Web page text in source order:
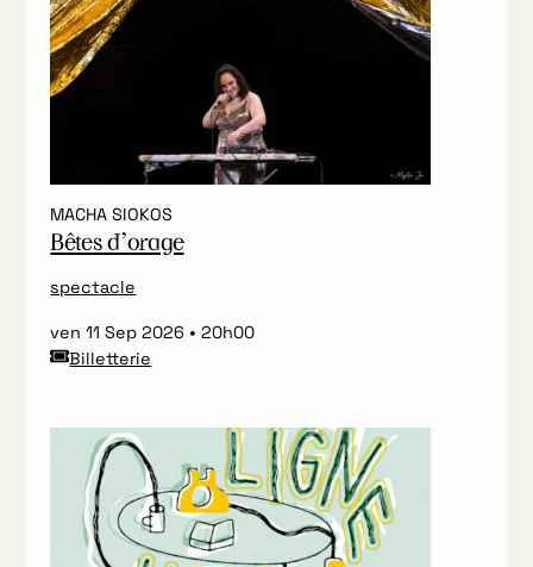
MACHA SIOKOS
Bêtes d’orage
spectacle
ven 11 Sep 2026
20h00
Billetterie